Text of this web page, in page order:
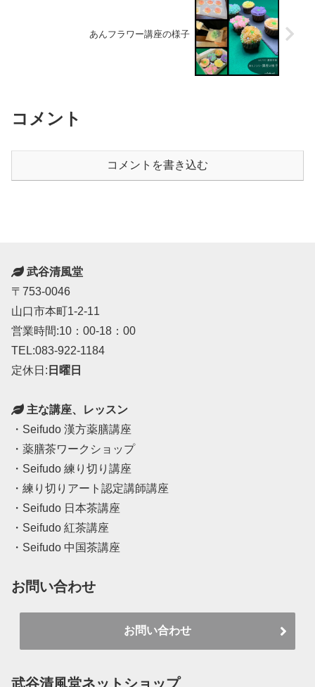
あんフラワー講座の様子
コメント
コメントを書き込む
武谷清風堂
〒753-0046
山口市本町1-2-11
営業時間:10：00-18：00
TEL:083-922-1184
定休日: 日曜日
主な講座、レッスン
・Seifudo 漢方薬膳講座
・薬膳茶ワークショップ
・Seifudo 練り切り講座
・練り切りアート認定講師講座
・Seifudo 日本茶講座
・Seifudo 紅茶講座
・Seifudo 中国茶講座
お問い合わせ
お問い合わせ
武谷清風堂ネットショップ